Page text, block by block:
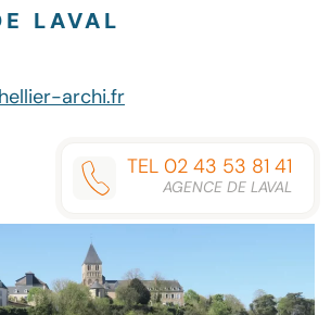
LAVAL
archi.fr
TEL 02 43 53 81 41
AGENCE DE LAVAL